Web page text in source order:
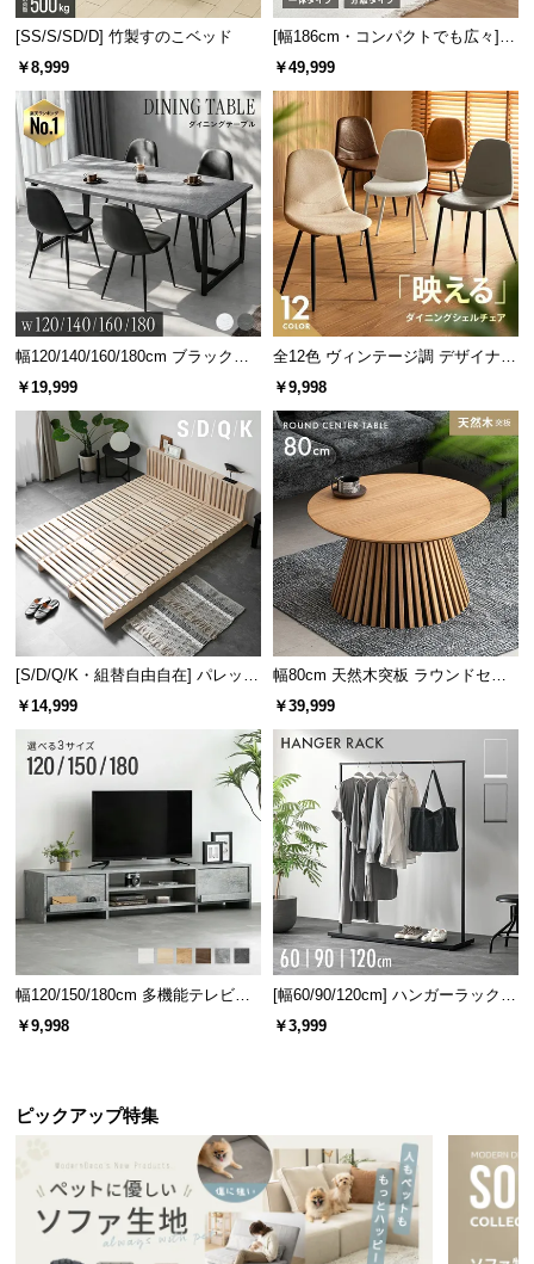
[SS/S/SD/D] 竹製すのこベッド
￥8,999
[幅186cm・コンパクトでも広々] 3
人掛けソファベッド リクライニン
￥49,999
幅120/140/160/180cm ブラックフ
レーム ダイニング 大理石調 4人掛
￥19,999
全12色 ヴィンテージ調 デザイナー
ズシェルチェア
￥9,998
[S/D/Q/K・組替自由自在] パレット
ベッド 8/12/16枚セット
￥14,999
幅80cm 天然木突板 ラウンドセン
ターテーブル 美しい格子デザイン
￥39,999
幅120/150/180cm 多機能テレビボ
ード 木目/石目調 オープン収納・
引き出し収納付き
￥9,998
[幅60/90/120cm] ハンガーラック
スチール 4段階高さ調節 サイドフ
ック オープンラック シンプル
￥3,999
ピックアップ特集